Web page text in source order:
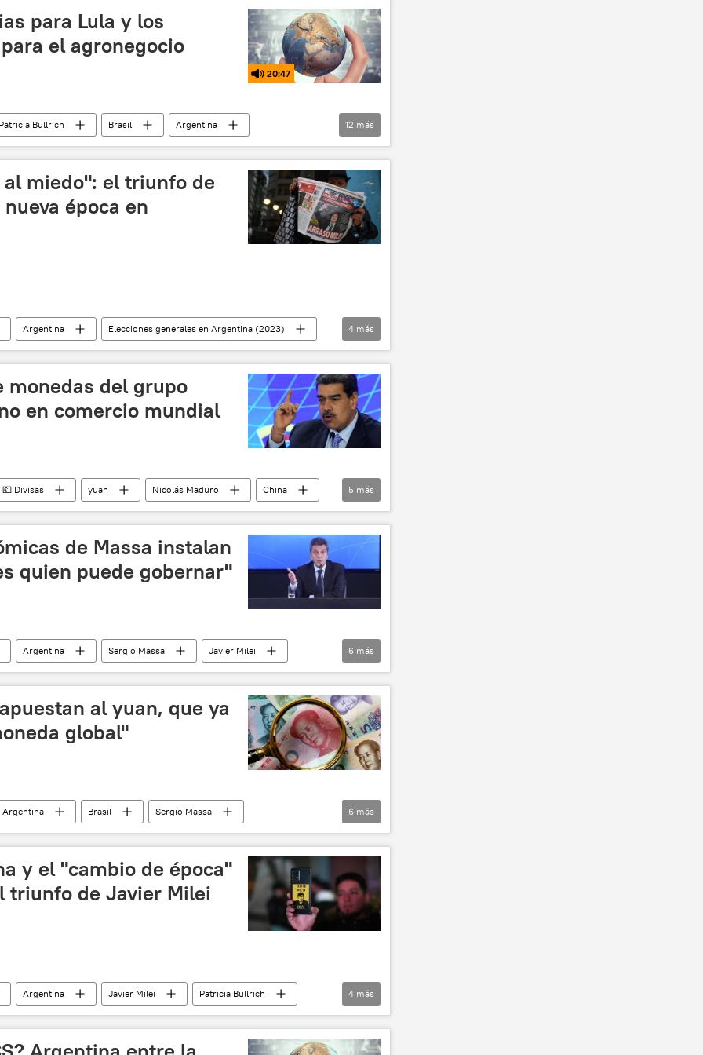
para Lula y los
el agronegocio
20:47
Patricia Bullrich Brasil
Argentina
Federal agroindustria
agrotóxicos
12 más
miedo": el triunfo de
época en
Argentina
Elecciones generales en Argentina (2023)
política 💬 Opinión y Análisis
4 más
monedas del grupo
en comercio mundial
💶 Divisas yuan Nicolás Maduro
China
comercio 📈 Mercados y finanzas
5 más
de Massa instalan
quien puede gobernar"
Argentina Sergio Massa
Javier Milei
devaluación 📈 Mercados y finanzas
política
6 más
al yuan, que ya
global"
Argentina Brasil
Sergio Massa
Luiz Inacio Lula da Silva
6 más
y el "cambio de época"
triunfo de Javier Milei
Argentina Javier Milei
Patricia Bullrich
y Análisis Sergio Massa
4 más